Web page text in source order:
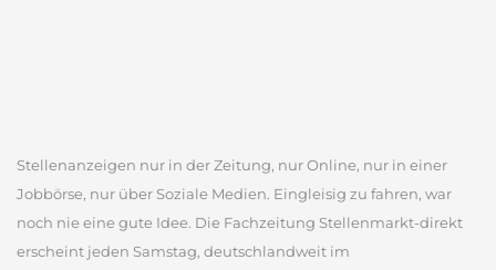
Stellenanzeigen nur in der Zeitung, nur Online, nur in einer
Jobbörse, nur über Soziale Medien. Eingleisig zu fahren, war
noch nie eine gute Idee. Die Fachzeitung Stellenmarkt-direkt
erscheint jeden Samstag, deutschlandweit im